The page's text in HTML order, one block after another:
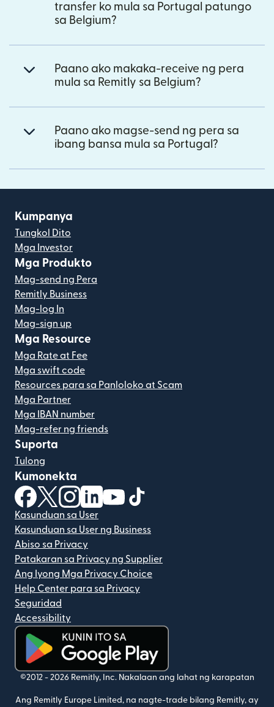
transfer ko mula sa Portugal patungo
sa Belgium?
Paano ako makaka-receive ng pera
mula sa Remitly sa Belgium?
Paano ako magse-send ng pera sa
ibang bansa mula sa Portugal?
Kumpanya
Tungkol Dito
Mga Investor
Mga Produkto
Mag-send ng Pera
Remitly Business
Mag-log In
Mag-sign up
Mga Resource
Mga Rate at Fee
Mga swift code
Resources para sa Panloloko at Scam
Mga Partner
Mga IBAN number
Mag-refer ng friends
Suporta
Tulong
Kumonekta
(bubukas sa bagong window)
(bubukas sa bagong window)
(bubukas sa bagong window)
(bubukas sa bagong window)
(bubukas sa bagong window)
Kasunduan sa User
Kasunduan sa User ng Business
Abiso sa Privacy
Patakaran sa Privacy ng Supplier
Ang Iyong Mga Privacy Choice
Help Center para sa Privacy
Seguridad
Accessibility
(bubukas sa bagong window)
©2012 - 2026 Remitly, Inc. Nakalaan ang lahat ng karapatan
Ang Remitly Europe Limited, na nagte-trade bilang Remitly, ay